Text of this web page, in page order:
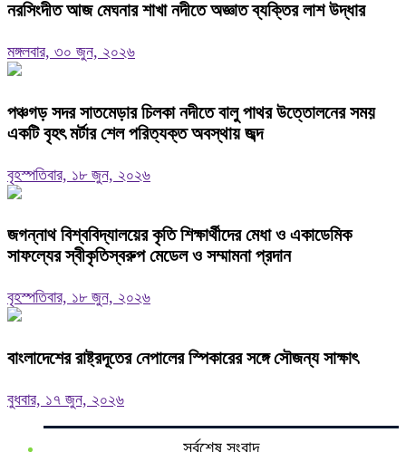
নরসিংদীত আজ মেঘনার শাখা নদীতে অজ্ঞাত ব্যক্তির লাশ উদ্ধার
মঙ্গলবার, ৩০ জুন, ২০২৬
পঞ্চগড় সদর সাতমেড়ার চিলকা নদীতে বালু পাথর উত্তোলনের সময়
একটি বৃহৎ মর্টার শেল পরিত্যক্ত অবস্থায় জব্দ
বৃহস্পতিবার, ১৮ জুন, ২০২৬
জগন্নাথ বিশ্ববিদ্যালয়ের কৃতি শিক্ষার্থীদের মেধা ও একাডেমিক
সাফল্যের স্বীকৃতিস্বরুপ মেডেল ও সম্মামনা প্রদান
বৃহস্পতিবার, ১৮ জুন, ২০২৬
বাংলাদেশের রাষ্ট্রদূতের নেপালের স্পিকারের সঙ্গে সৌজন্য সাক্ষাৎ
বুধবার, ১৭ জুন, ২০২৬
সর্বশেষ সংবাদ